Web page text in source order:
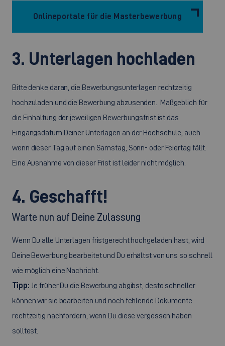
Onlineportale für die Masterbewerbung
3. Unterlagen hochladen
Bitte denke daran, die Bewerbungsunterlagen rechtzeitig
hochzuladen und die Bewerbung abzusenden. Maßgeblich für
die Einhaltung der jeweiligen Bewerbungsfrist ist das
Eingangsdatum Deiner Unterlagen an der Hochschule, auch
wenn dieser Tag auf einen Samstag, Sonn- oder Feiertag fällt.
Eine Ausnahme von dieser Frist ist leider nicht möglich.
4. Geschafft!
Warte nun auf Deine Zulassung
Wenn Du alle Unterlagen fristgerecht hochgeladen hast, wird
Deine Bewerbung bearbeitet und Du erhältst von uns so schnell
wie möglich eine Nachricht.
Tipp: Je früher Du die Bewerbung abgibst, desto schneller
können wir sie bearbeiten und noch fehlende Dokumente
rechtzeitig nachfordern, wenn Du diese vergessen haben
solltest.